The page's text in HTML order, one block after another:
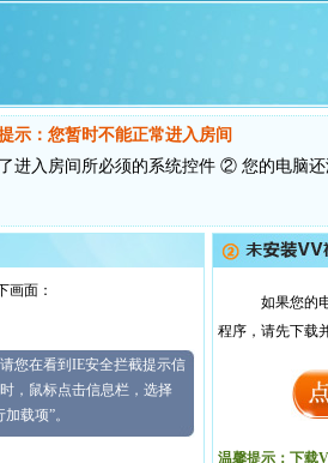
示：您暂时不能正常进入房间
进入房间所必须的系统控件 ② 您的电脑
画面：
请您在看到IE安全拦截提示信
，鼠标点击信息栏，选择
加载项”。
如果您的
程序，请先下载
温馨提示：下载